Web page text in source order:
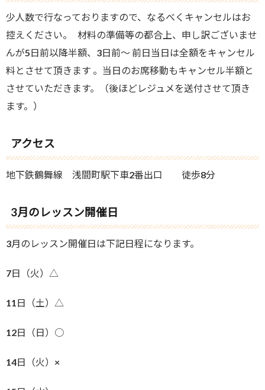
少人数で行なっておりますので、なるべくキャンセルはお
控えください。 材料の準備等の都合上、申し訳ございませ
んが5日前以降半額、3日前～ 前日当日は全額をキャンセル
料とさせて頂きます 。当日のお席移動もキャンセル半額と
させていただきます。（後ほどレジュメを送付させて頂き
ます。）
アクセス
地下鉄鶴舞線 浅間町駅下車2番出口 徒歩8分
3月のレッスン開催日
3月のレッスン開催日は下記日程になります。
7日（火）△
11日（土）△
12日（日）○
14日（火）×